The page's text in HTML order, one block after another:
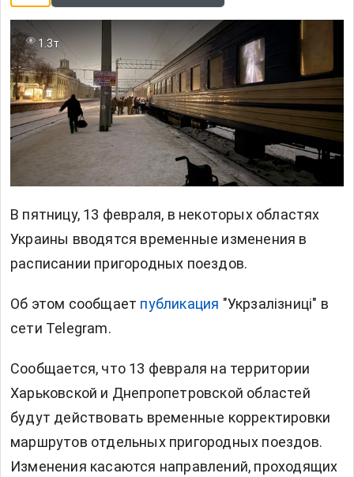
1.3т
В пятницу, 13 февраля, в некоторых областях
Украины вводятся временные изменения в
расписании пригородных поездов.
Об этом сообщает публикация "Укрзалізниці" в
сети Telegram.
Сообщается, что 13 февраля на территории
Харьковской и Днепропетровской областей
будут действовать временные корректировки
маршрутов отдельных пригородных поездов.
Изменения касаются направлений, проходящих